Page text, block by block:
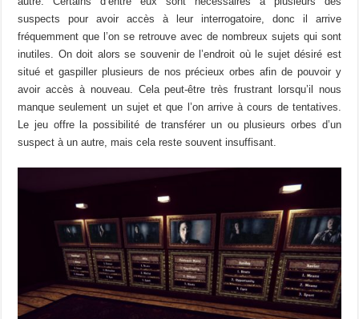
suspects pour avoir accès à leur interrogatoire, donc il arrive
fréquemment que l’on se retrouve avec de nombreux sujets qui sont
inutiles. On doit alors se souvenir de l’endroit où le sujet désiré est
situé et gaspiller plusieurs de nos précieux orbes afin de pouvoir y
avoir accès à nouveau. Cela peut-être très frustrant lorsqu’il nous
manque seulement un sujet et que l’on arrive à cours de tentatives.
Le jeu offre la possibilité de transférer un ou plusieurs orbes d’un
suspect à un autre, mais cela reste souvent insuffisant.